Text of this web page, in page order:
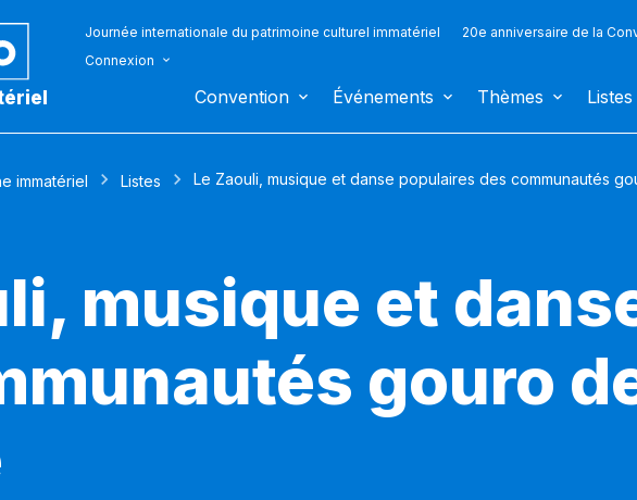
Journée internationale du patrimoine culturel immatériel 20e anniversaire de la
Connexion
Convention Événements Thèmes Listes
immatériel Listes Le Zaouli, musique et danse populaires des communautés
musique et
gouro